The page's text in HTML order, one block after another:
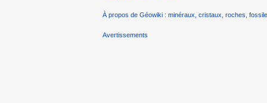
À propos de Géowiki : minéraux, cristaux, roches,
Avertissements